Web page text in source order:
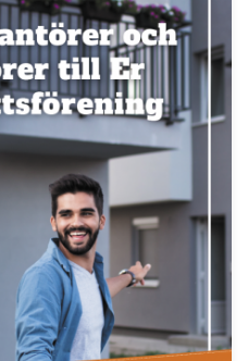
>>
senasteBRF-nyheterna